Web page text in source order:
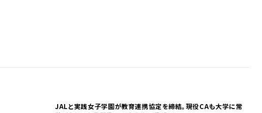
JALと実践女子学園が教育連携協定を締結。現役CAも大学に常